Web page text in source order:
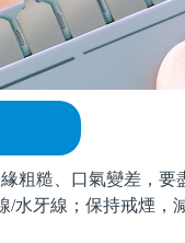
糙、口氣變差，要
牙線；保持戒煙，